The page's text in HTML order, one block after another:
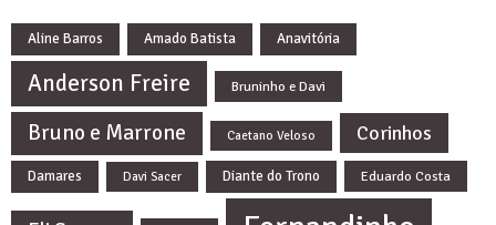
Aline Barros Amado Batista Anavitória
Anderson Freire Bruninho e Davi
Bruno e Marrone Caetano Veloso Corinhos
Damares Davi Sacer Diante do Trono Eduardo Costa